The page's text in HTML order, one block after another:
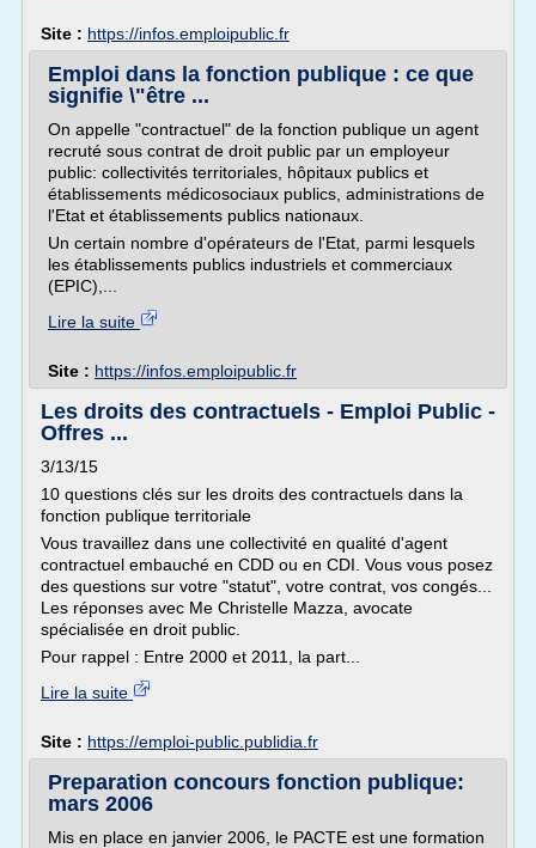
Site : https://infos.emploipublic.fr
Emploi dans la fonction publique : ce que
signifie \"être ...
On appelle "contractuel" de la fonction publique un agent
recruté sous contrat de droit public par un employeur
public: collectivités territoriales, hôpitaux publics et
établissements médicosociaux publics, administrations de
l'Etat et établissements publics nationaux.
Un certain nombre d'opérateurs de l'Etat, parmi lesquels
les établissements publics industriels et commerciaux
(EPIC),...
Lire la suite
Site : https://infos.emploipublic.fr
Les droits des contractuels - Emploi Public -
Offres ...
3/13/15
10 questions clés sur les droits des contractuels dans la
fonction publique territoriale
Vous travaillez dans une collectivité en qualité d'agent
contractuel embauché en CDD ou en CDI. Vous vous posez
des questions sur votre "statut", votre contrat, vos congés...
Les réponses avec Me Christelle Mazza, avocate
spécialisée en droit public.
Pour rappel : Entre 2000 et 2011, la part...
Lire la suite
Site : https://emploi-public.publidia.fr
Preparation concours fonction publique:
mars 2006
Mis en place en janvier 2006, le PACTE est une formation